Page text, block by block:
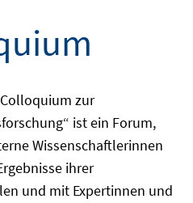
zur
ist ein Forum,
Wissenschaftlerinnen
ihrer
und mit Expertinnen und